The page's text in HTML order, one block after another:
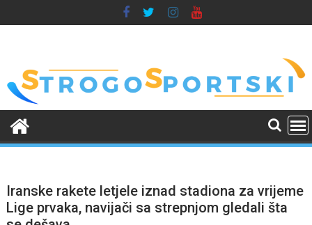
to
Iranske rakete letjele iznad stadiona za vrijeme
Lige prvaka, navijači sa strepnjom gledali šta